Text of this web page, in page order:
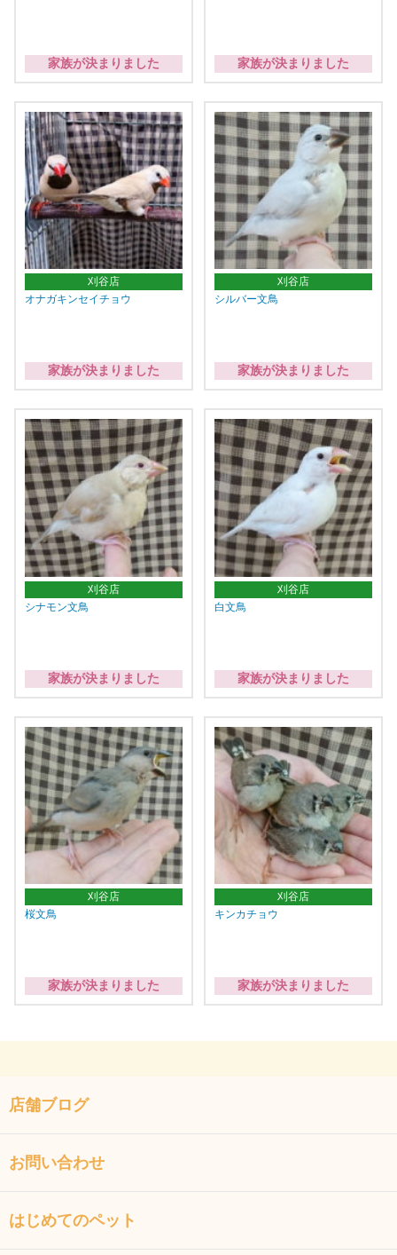
家族が決まりました 家族が決まりました
刈谷店
オナガキンセイチョウ
家族が決まりました
刈谷店
シルバー文鳥
家族が決まりました
刈谷店
シナモン文鳥
家族が決まりました
刈谷店
白文鳥
家族が決まりました
刈谷店
桜文鳥
家族が決まりました
刈谷店
キンカチョウ
家族が決まりました
店舗ブログ
お問い合わせ
はじめてのペット